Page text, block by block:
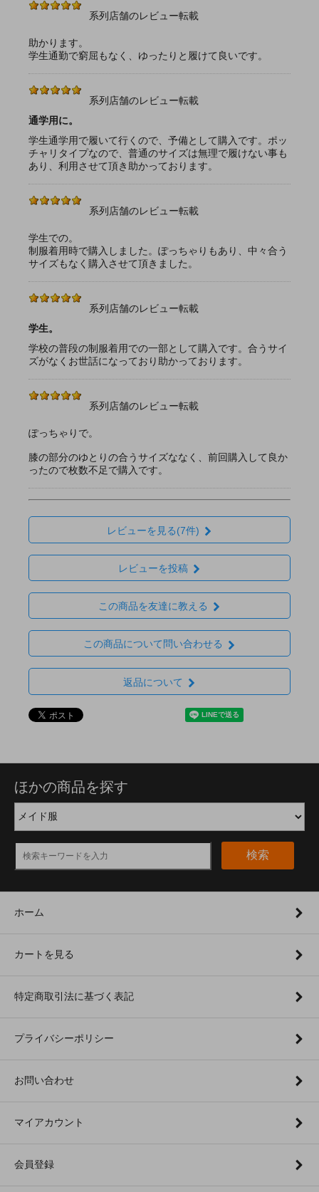
系列店舗のレビュー転載
助かります。
学生通勤で窮屈もなく、ゆったりと履けて良いです。
系列店舗のレビュー転載
通学用に。
学生通学用で履いて行くので、予備として購入です。ポッ
チャリタイプなので、普通のサイズは無理で履けない事も
あり、利用させて頂き助かっております。
系列店舗のレビュー転載
学生での。
制服着用時で購入しました。ぽっちゃりもあり、中々合う
サイズもなく購入させて頂きました。
系列店舗のレビュー転載
学生。
学校の普段の制服着用での一部として購入です。合うサイ
ズがなくお世話になっており助かっております。
系列店舗のレビュー転載
ぽっちゃりで。
膝の部分のゆとりの合うサイズななく、前回購入して良か
ったので枚数不足で購入です。
レビューを見る(7件)
レビューを投稿
この商品を友達に教える
この商品について問い合わせる
返品について
ほかの商品を探す
検索
ホーム
カートを見る
特定商取引法に基づく表記
プライバシーポリシー
お問い合わせ
マイアカウント
会員登録